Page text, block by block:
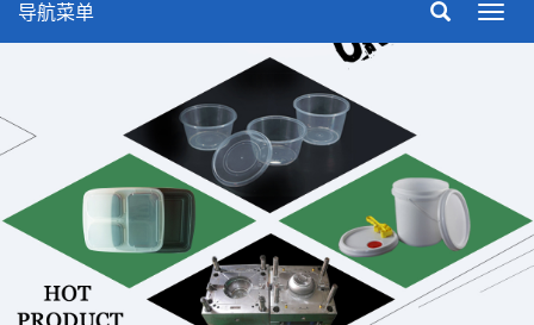
导航菜单